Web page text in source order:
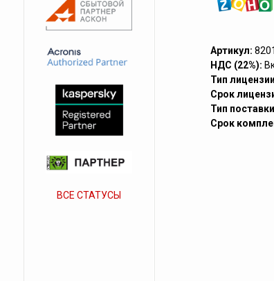
Артикул:
НДС (22%):
Тип
Срок
Тип
Срок
ВСЕ СТАТУСЫ